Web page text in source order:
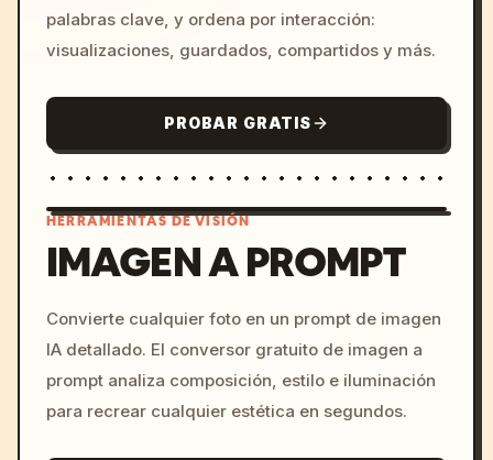
palabras clave, y ordena por interacción:
visualizaciones, guardados, compartidos y más.
PROBAR GRATIS
c, cyberpunk sunset, neon
colors, 8k --v 6.0
HERRAMIENTAS DE VISIÓN
IMAGEN A PROMPT
Convierte cualquier foto en un prompt de imagen
IA detallado. El conversor gratuito de imagen a
prompt analiza composición, estilo e iluminación
para recrear cualquier estética en segundos.